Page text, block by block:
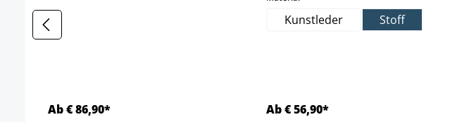
Ab € 86,90*
Kunstleder Stoff
Ab € 56,90*